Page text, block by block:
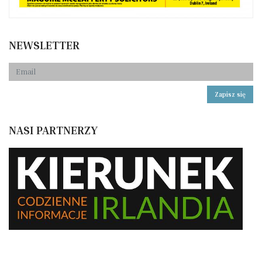
NEWSLETTER
Zapisz się
NASI PARTNERZY